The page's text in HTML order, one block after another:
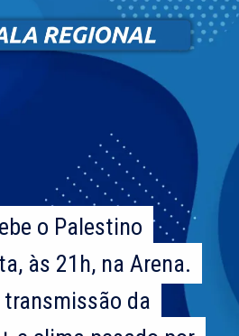
o Palestino
às 21h, na Arena.
transmissão da
o Palestino
às 21h, na Arena.
transmissão da